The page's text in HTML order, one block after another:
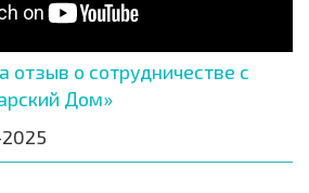
отзыв о сотрудничестве с
Дом»